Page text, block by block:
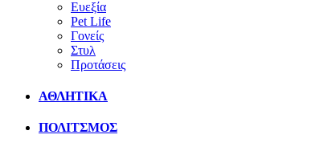
Ευεξία
Pet Life
Γονείς
Στυλ
Προτάσεις
ΑΘΛΗΤΙΚΑ
ΠΟΛΙΤΣΜΟΣ